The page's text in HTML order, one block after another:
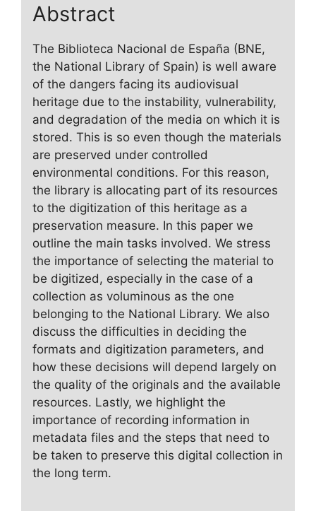
Abstract
The Biblioteca Nacional de España (BNE,
the National Library of Spain) is well aware
of the dangers facing its audiovisual
heritage due to the instability, vulnerability,
and degradation of the media on which it is
stored. This is so even though the materials
are preserved under controlled
environmental conditions. For this reason,
the library is allocating part of its resources
to the digitization of this heritage as a
preservation measure. In this paper we
outline the main tasks involved. We stress
the importance of selecting the material to
be digitized, especially in the case of a
collection as voluminous as the one
belonging to the National Library. We also
discuss the difficulties in deciding the
formats and digitization parameters, and
how these decisions will depend largely on
the quality of the originals and the available
resources. Lastly, we highlight the
importance of recording information in
metadata files and the steps that need to
be taken to preserve this digital collection in
the long term.